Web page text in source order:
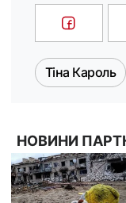
Тіна Кароль